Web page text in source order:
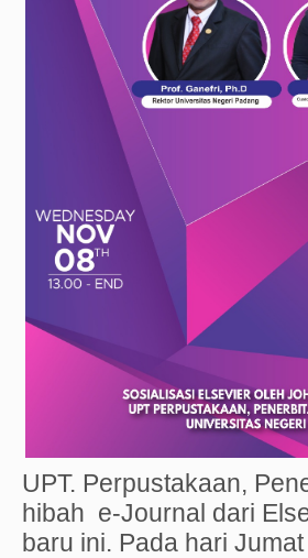
UPT. Perpustakaan,
hibah e-Journal dari
baru ini. Pada hari